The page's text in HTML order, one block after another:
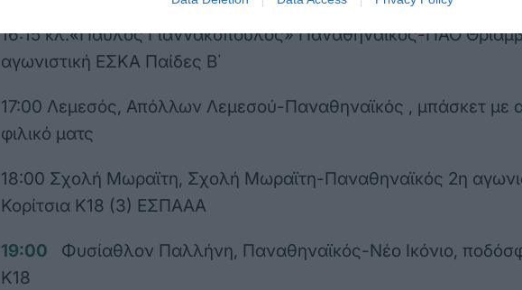
16:15 κλ.«Παύλος Γιαννακόπουλος» Παναθηναϊκός-ΠΑΟ
αγωνιστική ΕΣΚΑ Παίδες Β΄
17:00 Λεμεσός, Απόλλων Λεμεσού-Παναθηναϊκός , μπάσκετ με
φιλικό ματς
18:00 Σχολή Μωραϊτη, Σχολή Μωραϊτη-Παναθηναϊκός 2η
Κορίτσια Κ18 (3) ΕΣΠΑΑΑ
19:00
Φυσίαθλον Παλλήνη, Παναθηναϊκός-Νέο Ικόνιο,
Κ18